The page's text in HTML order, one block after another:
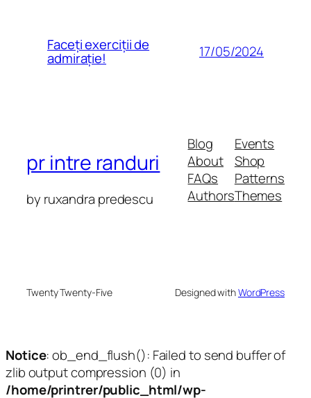
Faceți exerciții de
admirație! 17/05/2024
pr intre randuri
by ruxandra predescu
Blog
About
FAQs
Authors
Events
Shop
Patterns
Themes
Twenty Twenty-Five Designed withWordPress
Notice: ob_end_flush(): Failed to send buffer of
zlib output compression (0) in
/home/printrer/public_html/wp-